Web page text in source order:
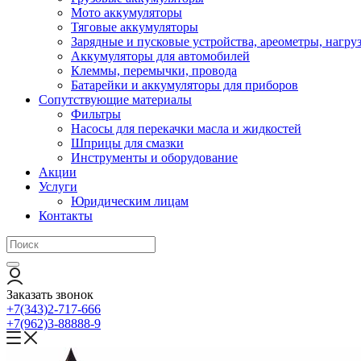
Мото аккумуляторы
Тяговые аккумуляторы
Зарядные и пусковые устройства, ареометры,
Аккумуляторы для автомобилей
Клеммы, перемычки, провода
Батарейки и аккумуляторы для приборов
Сопутствующие материалы
Фильтры
Насосы для перекачки масла и жидкостей
Шприцы для смазки
Инструменты и оборудование
Акции
Услуги
Юридическим лицам
Контакты
Заказать звонок
+7(343)2-717-666
+7(962)3-88888-9